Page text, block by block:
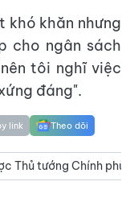
khó khăn nhưng
cho ngân sách
tôi nghĩ việc
đáng".
link Theo dõi
Thủ tướng Chính phủ